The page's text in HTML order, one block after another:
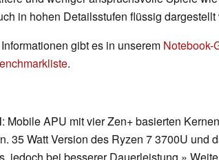
in hohen Detailsstufen flüssig dargestellt
gibt es in unserem Notebook-
.
: Mobile APU mit vier Zen+ basierten
35 Watt Version des Ryzen 7 3700U und